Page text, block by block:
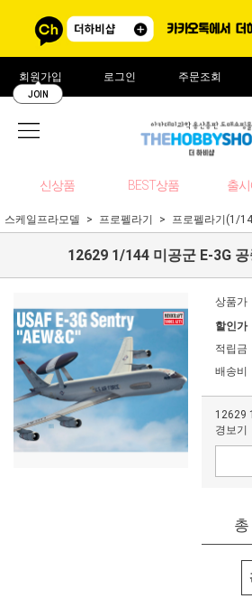
회원가입
JOIN
로그인 주문조회
신상품 BEST상품 출
스케일프라모델 프로펠라기 프로펠라기(1/
12629 1/144 미공군 E-3G
상품가
할인가
적립금
배송비
12629
경보기